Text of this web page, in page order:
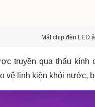
Mặt chip đèn LED
truyền qua thấu
vệ linh kiện khỏi nước,